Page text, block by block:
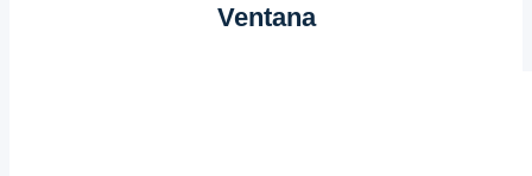
Ventana